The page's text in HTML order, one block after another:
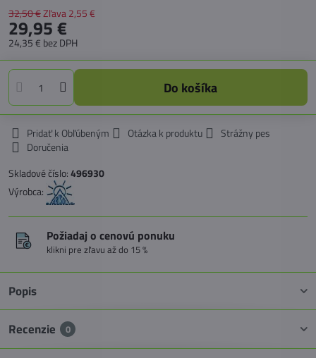
32,50 €Zľava2,55 €
29,95 €
24,35 € bez DPH
Do košíka
Pridať k Obľúbeným Otázka k produktu
Strážny pes
Doručenia
Skladové číslo:496930
Výrobca:
Požiadaj o cenovú ponuku
klikni pre zľavu až do 15 %
Popis
Recenzie 0